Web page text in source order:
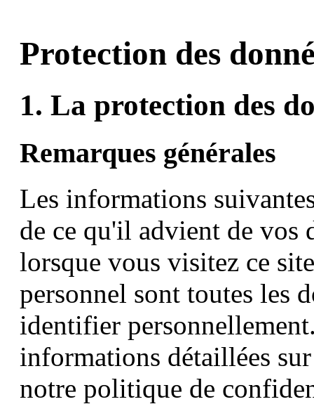
Protection des
1. La protection des
Remarques générales
Les informations
de ce qu'il advient de vos
lorsque vous visitez ce
personnel sont toutes les
identifier
informations détaillées
notre politique de